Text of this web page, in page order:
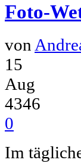
Foto-
von
15
Aug
4346
0
Im